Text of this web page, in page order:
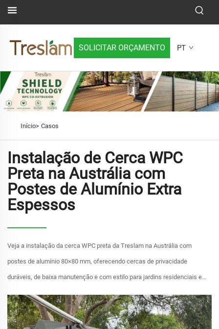
SOLICITAR ORÇAMENTO PT
Início> Casos
Instalação de Cerca WPC
Preta na Austrália com
Postes de Alumínio Extra
Espessos
Veja a instalação da cerca WPC preta da Treslam na Austrália com
postes de alumínio 80×80 mm, oferecendo cercas de privacidade
duráveis, de baixa manutenção e com estilo para jardins residenciais e